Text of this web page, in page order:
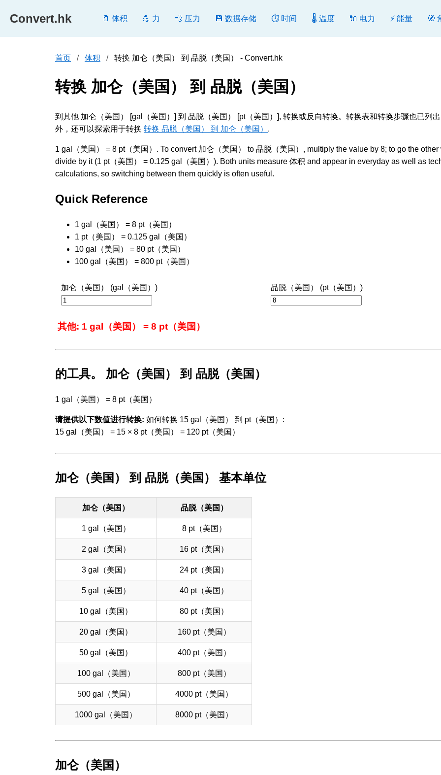
Convert.hk 🥛 体积 💪 力 💨 压力 💾 数据存储 ⏱️ 时间 🌡️ 温度 🔌 电力 ⚡ 能量 🧭
首页 体积 转换 加仑（美国） 到 品脱（美国） - Convert.hk
转换 加仑（美国） 到 品脱（美国）
到其他 加仑（美国） [gal（美国）] 到 品脱（美国） [pt（美国）], 转换或反向转换。转换表和转换步骤也已列
外，还可以探索用于转换 转换 品脱（美国） 到 加仑（美国） .
1 gal（美国） = 8 pt（美国）. To convert 加仑（美国） to 品脱（美国）, multiply the value by 8; to go the other
divide by it (1 pt（美国） = 0.125 gal（美国）). Both units measure 体积 and appear in everyday as well as
calculations, so switching between them quickly is often useful.
Quick Reference
1 gal（美国） = 8 pt（美国）
1 pt（美国） = 0.125 gal（美国）
10 gal（美国） = 80 pt（美国）
100 gal（美国） = 800 pt（美国）
加仑（美国） (gal（美国）) 品脱（美国） (pt（美国）)
其他: 1 gal（美国） = 8 pt（美国）
的工具。 加仑（美国） 到 品脱（美国）
1 gal（美国） = 8 pt（美国）
请提供以下数值进行转换: 如何转换 15 gal（美国） 到 pt（美国）:
15 gal（美国） = 15 × 8 pt（美国） = 120 pt（美国）
加仑（美国） 到 品脱（美国） 基本单位
加仑（美国） 品脱（美国）
1 gal（美国） 8 pt（美国）
2 gal（美国） 16 pt（美国）
3 gal（美国） 24 pt（美国）
5 gal（美国） 40 pt（美国）
10 gal（美国） 80 pt（美国）
20 gal（美国） 160 pt（美国）
50 gal（美国） 400 pt（美国）
100 gal（美国） 800 pt（美国）
500 gal（美国） 4000 pt（美国）
1000 gal（美国） 8000 pt（美国）
加仑（美国）